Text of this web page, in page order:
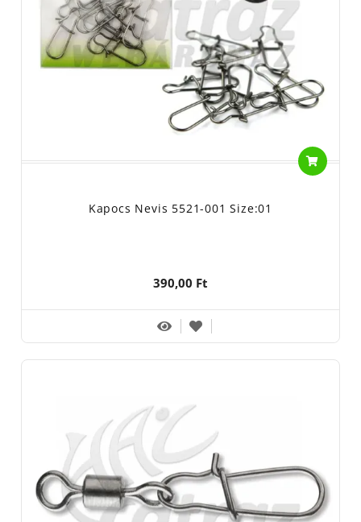
Kapocs Nevis 5521-001 Size:01
390,00 Ft